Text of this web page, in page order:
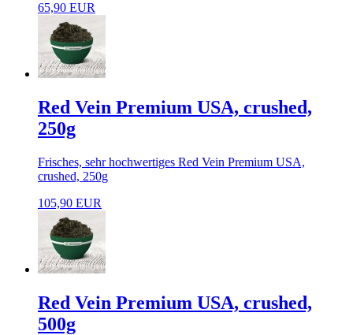
65,90 EUR
Red Vein Premium USA, crushed,
250g
Frisches, sehr hochwertiges Red Vein Premium USA,
crushed, 250g
105,90 EUR
Red Vein Premium USA, crushed,
500g